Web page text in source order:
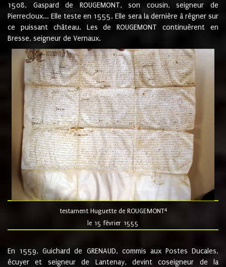
1508, Gaspard de ROUGEMONT, son cousin, seigneur de
Pierrecloux... Elle teste en 1555. Elle sera la dernière à régner sur
ce puissant château. Les de ROUGEMONT continuèrent en
Bresse, seigneur de Vernaux.
testament Huguette de ROUGEMONT4
le 15 février 1555
En 1559, Guichard de GRENAUD, commis aux Postes Ducales,
écuyer et seigneur de Lantenay, devint coseigneur de la